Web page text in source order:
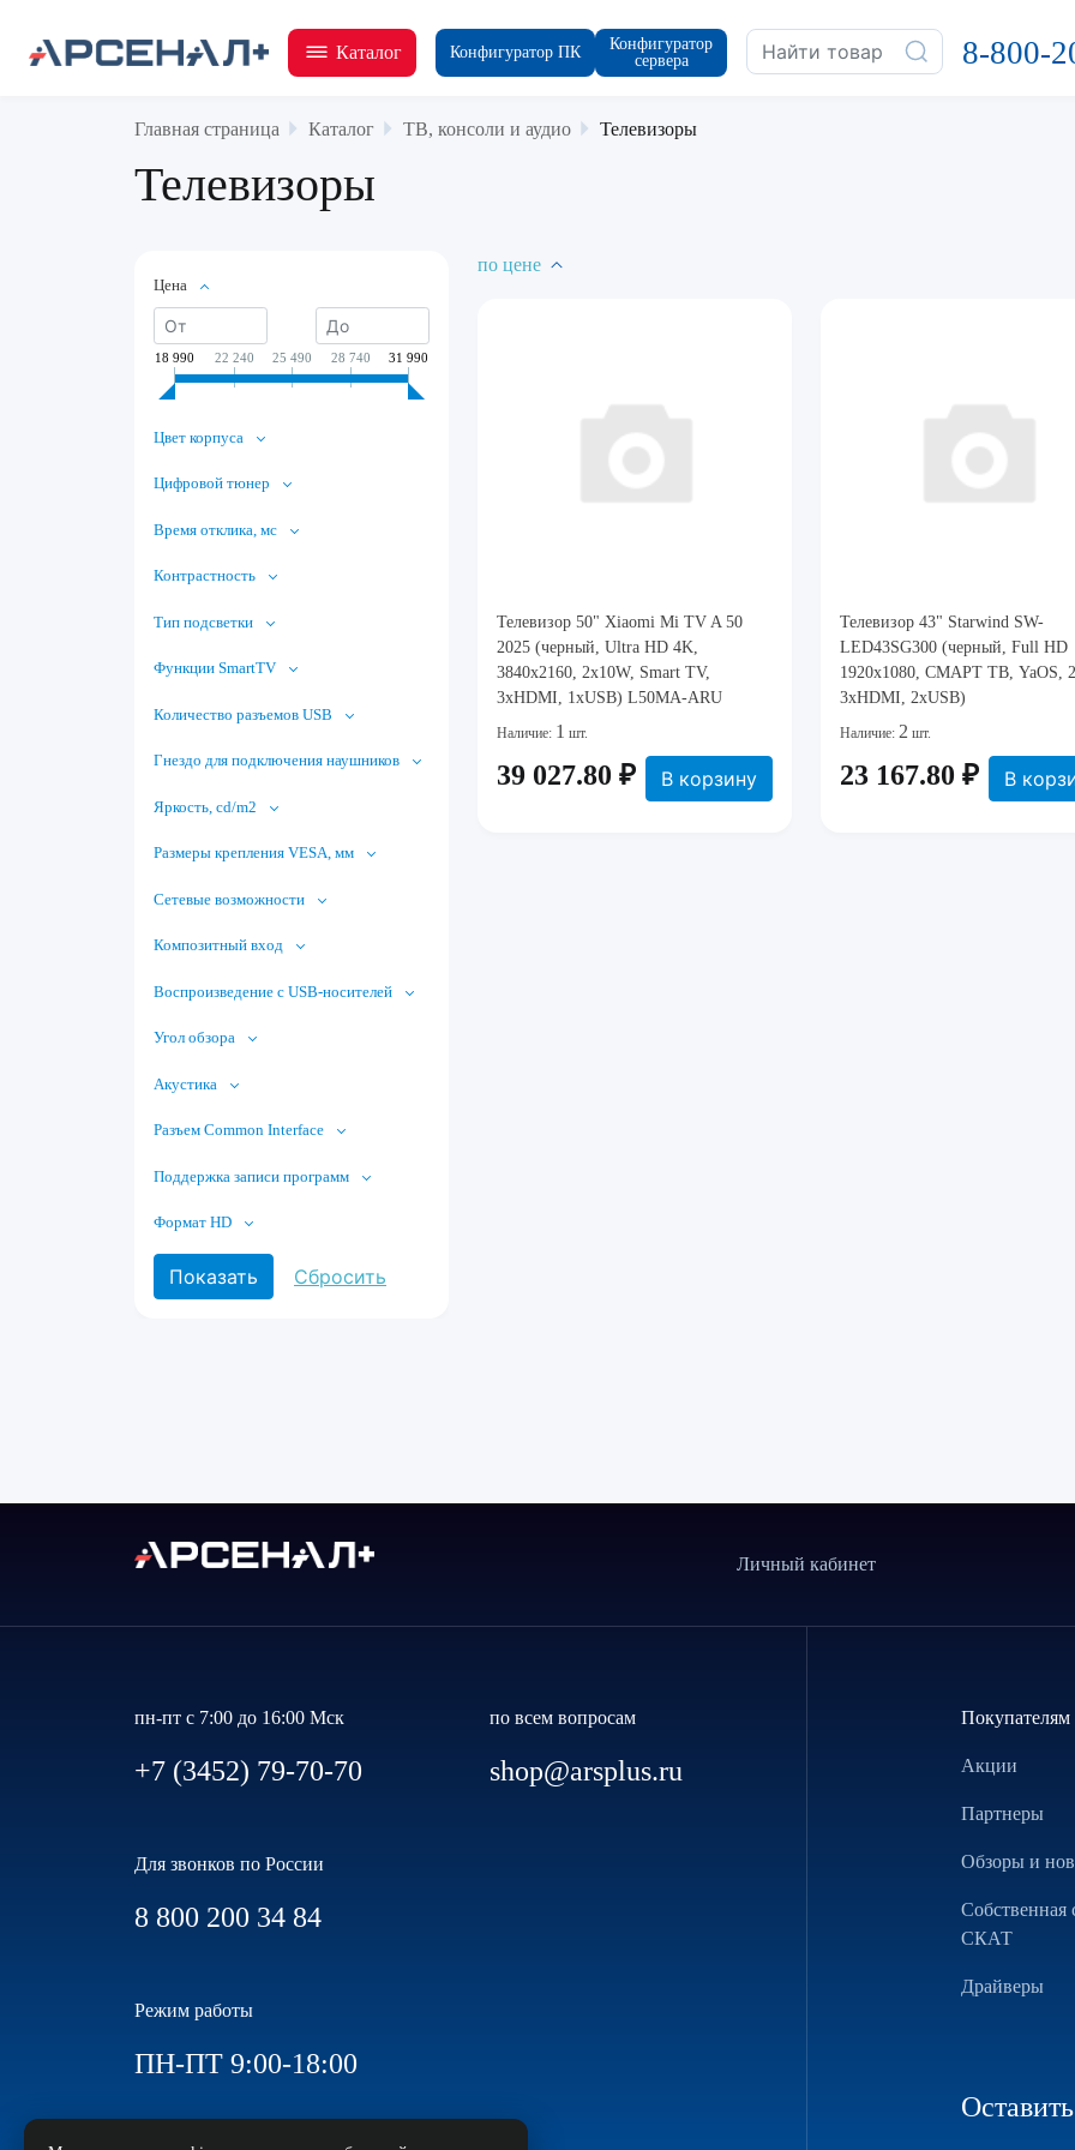
Каталог Конфигуратор ПК
Конфигуратор
сервера
8-800-
Главная страница Каталог ТВ, консоли и аудио Телевизоры
Телевизоры
Цена
18 990 22 240 25 490 28 740 31 990
Цвет корпуса
Цифровой тюнер
Время отклика, мс
Контрастность
Тип подсветки
Функции SmartTV
Количество разъемов USB
Гнездо для подключения наушников
Яркость, cd/m2
Размеры крепления VESA, мм
Сетевые возможности
Композитный вход
Воспроизведение с USB-носителей
Угол обзора
Акустика
Разъем Common Interface
Поддержка записи программ
Формат HD
по цене
Телевизор 50" Xiaomi Mi TV A 50
2025 (черный, Ultra HD 4K,
3840x2160, 2x10W, Smart TV,
3xHDMI, 1xUSB) L50MA-ARU
Наличие: 1 шт.
39 027.80 ₽ В корзину
Телевизор 43" Starwind SW-
LED43SG300 (черный, Full HD
1920x1080, СМАРТ ТВ, YaOS,
3xHDMI, 2xUSB)
Наличие: 2 шт.
23 167.80 ₽ В
Личный кабинет
пн-пт с 7:00 до 16:00 Мск
+7 (3452) 79-70-70
по всем вопросам
shop@arsplus.ru
Для звонков по России
8 800 200 34 84
Режим работы
ПН-ПТ 9:00-18:00
Покупателям
Акции
Партнеры
Обзоры и
Собственная
СКАТ
Драйверы